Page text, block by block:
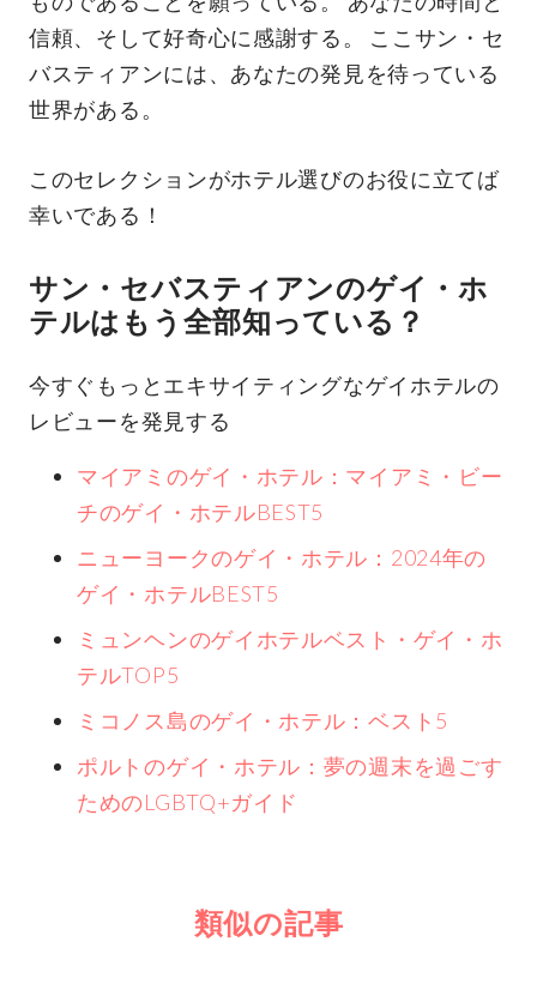
信頼、そして好奇心に感謝する。 ここサン・セ
バスティアンには、あなたの発見を待っている
世界がある。
このセレクションがホテル選びのお役に立てば
幸いである！
サン・セバスティアンのゲイ・ホ
テルはもう全部知っている？
今すぐもっとエキサイティングなゲイホテルの
レビューを発見する
マイアミのゲイ・ホテル：マイアミ・ビー
チのゲイ・ホテルBEST5
ニューヨークのゲイ・ホテル：2024年の
ゲイ・ホテルBEST5
ミュンヘンのゲイホテルベスト・ゲイ・ホ
テルTOP5
ミコノス島のゲイ・ホテル：ベスト5
ポルトのゲイ・ホテル：夢の週末を過ごす
ためのLGBTQ+ガイド
類似の記事